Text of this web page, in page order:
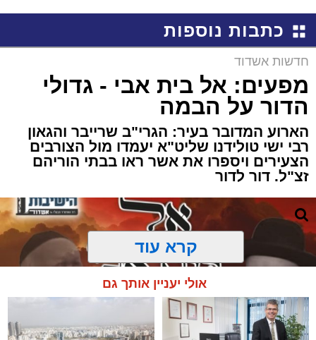
באשדוד
כתבות נוספות
חדשות אשדוד
מפעים: אל בית אבי - גדולי
הדור על הבמה
הארוע המדובר בעיר: הגרי"ב שרייבר והגאון
רבי ישי טולידנו שליט"א יעמדו מול הצורבים
הצעירים ויספרו את אשר ראו בבתי הוריהם
זצ"ל. דור לדור
קרא עוד
אולי יעניין אותך גם